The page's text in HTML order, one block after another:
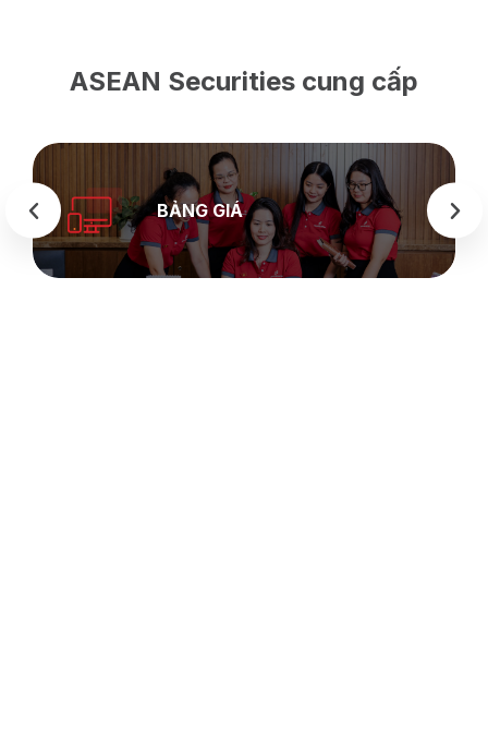
ASEAN Securities cung cấp
BẢNG GIÁ